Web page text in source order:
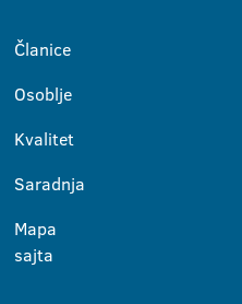
Članice
Osoblje
Kvalitet
Saradnja
Mapa
sajta